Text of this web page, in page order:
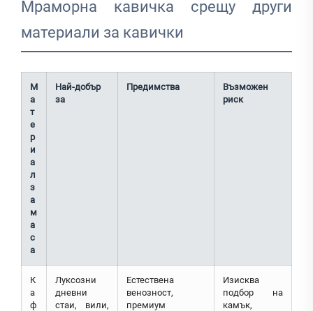
Мраморна кавичка срещу други
материали за кавички
М
а
т
е
р
и
а
л
з
а
м
а
с
а
Най-добър
за
Предимства
Възможен
риск
К
а
ф
Луксозни
дневни
стаи, вили,
Естествена
венозност,
премиум
Изисква
подбор на
камък,